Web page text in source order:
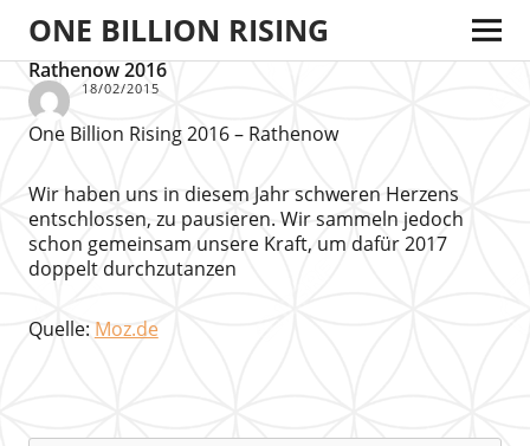
ONE BILLION RISING
Rathenow 2016
18/02/2015
One Billion Rising 2016 – Rathenow
Wir haben uns in diesem Jahr schweren Herzens
entschlossen, zu pausieren. Wir sammeln jedoch
schon gemeinsam unsere Kraft, um dafür 2017
doppelt durchzutanzen
Quelle: Moz.de